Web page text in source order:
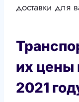
доставки для
их цены
2021